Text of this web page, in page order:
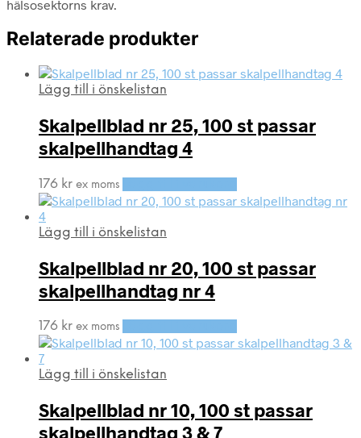
hälsosektorns krav.
Relaterade produkter
Lägg till i önskelistan
Skalpellblad nr 25, 100 st passar
skalpellhandtag 4
176 kr ex moms
Lägg till i önskelistan
Skalpellblad nr 20, 100 st passar
skalpellhandtag nr 4
176 kr ex moms
Lägg till i önskelistan
Skalpellblad nr 10, 100 st passar
skalpellhandtag 3 & 7